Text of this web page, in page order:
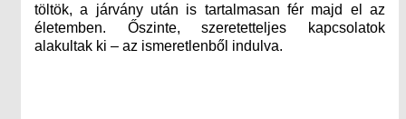
töltök, a járvány után is tartalmasan fér majd el az
életemben. Őszinte, szeretetteljes kapcsolatok
alakultak ki – az ismeretlenből indulva.